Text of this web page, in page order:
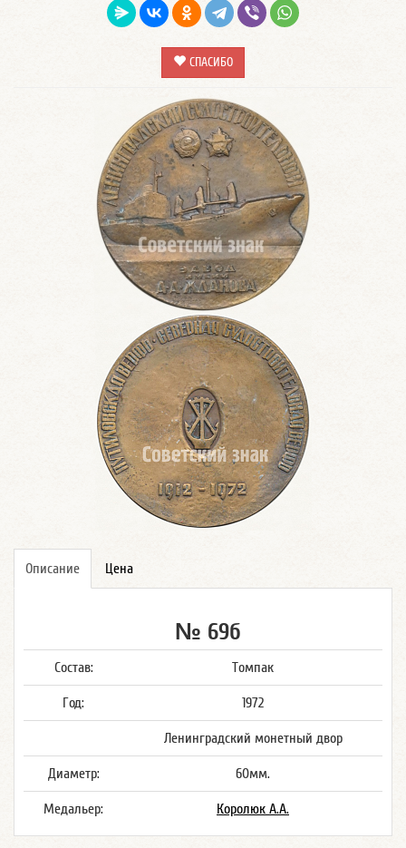
СПАСИБО
Описание Цена
№ 69б
Состав: Томпак
Год: 1972
Ленинградский монетный двор
Диаметр: 60мм.
Медальер: Королюк А.А.